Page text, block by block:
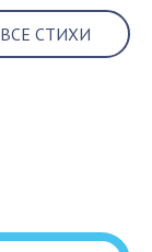
ВСЕ СТИХИ